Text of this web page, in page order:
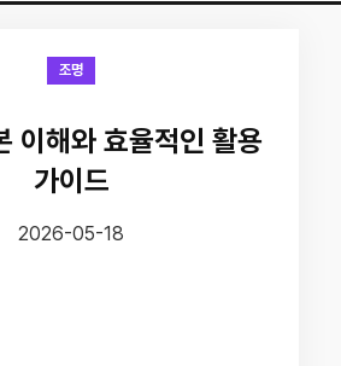
조명
이해와 효율적인 활용
가이드
2026-05-18